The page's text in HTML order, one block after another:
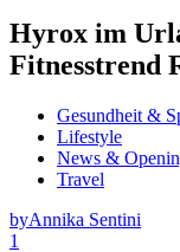
Hyrox im
Fitnesstrend
Gesundheit &
Lifestyle
News &
Travel
byAnnika Sentini
1